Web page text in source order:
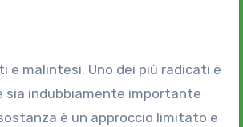
e malintesi. Uno dei più radicati è
sia indubbiamente importante
è un approccio limitato e